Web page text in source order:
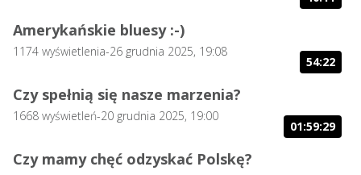
Amerykańskie bluesy :-)
1174 wyświetlenia-26 grudnia 2025, 19:08
54:22
Czy spełnią się nasze marzenia?
1668 wyświetleń-20 grudnia 2025, 19:00
01:59:29
Czy mamy chęć odzyskać Polskę?